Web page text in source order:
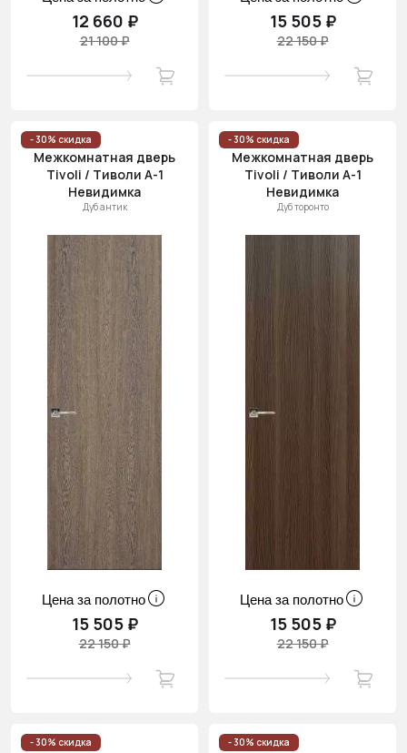
12 660 ₽
21 100 ₽
15 505 ₽
22 150 ₽
- 30% скидка
Межкомнатная дверь
Tivoli / Тиволи А-1
Невидимка
Дуб антик
Цена за полотно
15 505 ₽
22 150 ₽
- 30% скидка
Межкомнатная дверь
Tivoli / Тиволи А-1
Невидимка
Дуб торонто
Цена за полотно
15 505 ₽
22 150 ₽
- 30% скидка - 30% скидка